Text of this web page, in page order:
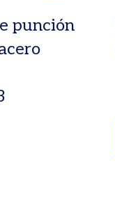
punción